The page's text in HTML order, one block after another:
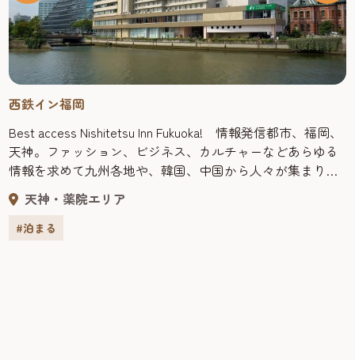
西鉄イン福岡
Best access Nishitetsu Inn Fukuoka! 情報発信都市、福岡、
天神。ファッション、ビジネス、カルチャーなどあらゆる
情報を求めて九州各地や、韓国、中国から人々が集まりま
す。また九州一の繁華街でもある中洲も福岡の代名詞のひ
とつです。 西鉄イン福岡は、その天神・中洲の中心に位
置する「福岡市役所」や「アクロス福岡」などの公共施設
天神・薬院エリア
#泊まる